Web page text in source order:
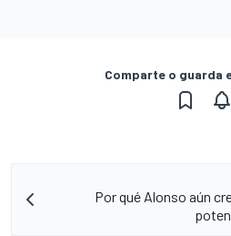
Comparte o guarda
Por qué Alonso aún